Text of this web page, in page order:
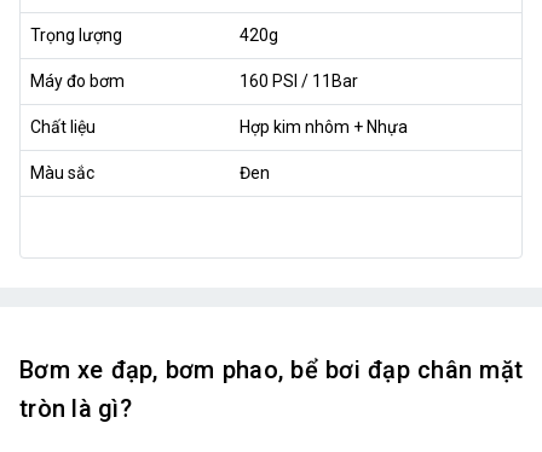
Trọng lượng 420g
Máy đo bơm 160 PSI / 11Bar
Chất liệu Hợp kim nhôm + Nhựa
Màu sắc Đen
Bơm xe đạp, bơm phao, bể bơi đạp chân mặt
tròn là gì?